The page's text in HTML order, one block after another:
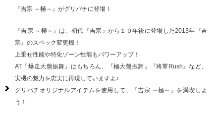
『吉宗 ～極～』がグリパチに登場！
『吉宗 ～極～』は、初代『吉宗』から１０年後に登場した2013年『吉
宗』のスペック変更機！
上乗せ性能や特化ゾーン性能もパワーアップ！
AT『爆走大盤振舞』はもちろん、『極大盤振舞』『将軍Rush』など、
実機の魅力を忠実に再現していますよ♪
グリパチオリジナルアイテムを使用して、『吉宗 ～極～』を満喫しよ
う！